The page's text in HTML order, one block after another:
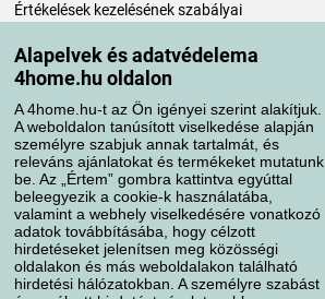
Alapelvek és adatvédelema
4home.hu oldalon
A 4home.hu-t az Ön igényei szerint alakítjuk.
A weboldalon tanúsított viselkedése alapján
személyre szabjuk annak tartalmát, és
releváns ajánlatokat és termékeket mutatunk
be. Az „Értem” gombra kattintva egyúttal
beleegyezik a cookie-k használatába,
valamint a webhely viselkedésére vonatkozó
adatok továbbításába, hogy célzott
hirdetéseket jelenítsen meg közösségi
oldalakon és más weboldalakon található
hirdetési hálózatokban. A személyre szabást
Értékelések kezelésének szabályai
Szállítási módok
Fizetési módok